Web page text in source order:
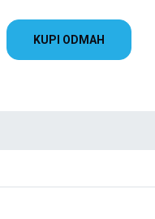
KUPI ODMAH